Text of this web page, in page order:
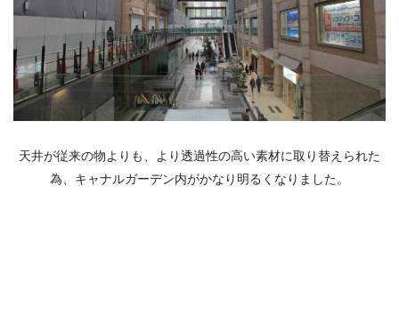
天井が従来の物よりも、より透過性の高い素材に取り替えられた
為、キャナルガーデン内がかなり明るくなりました。